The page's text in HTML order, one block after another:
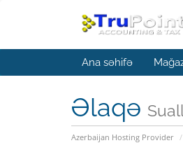
Ana səhifə
Əlaqə
Azerbaijan Hosting Provider